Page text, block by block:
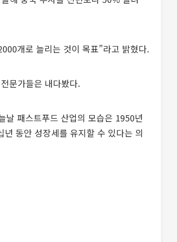
개로 늘리는 것이 목표”라고 밝혔다.
문가들은 내다봤다.
날 패스트푸드 산업의 모습은 1950년
동안 성장세를 유지할 수 있다는 의